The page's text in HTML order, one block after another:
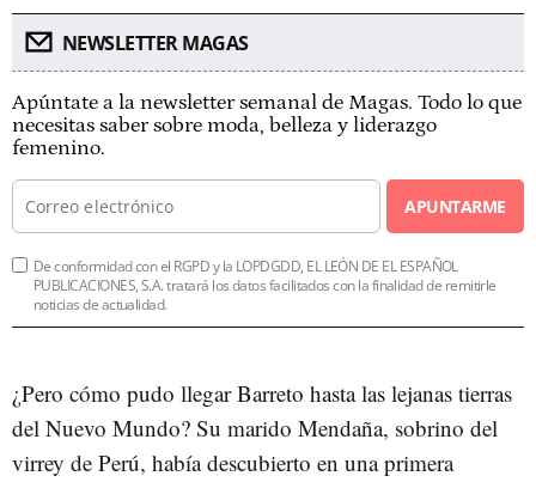
NEWSLETTER MAGAS
Apúntate a la newsletter semanal de Magas. Todo lo que
necesitas saber sobre moda, belleza y liderazgo
femenino.
APUNTARME
De conformidad con el RGPD y la LOPDGDD, EL LEÓN DE EL ESPAÑOL
PUBLICACIONES, S.A. tratará los datos facilitados con la finalidad de remitirle
noticias de actualidad.
¿Pero cómo pudo llegar Barreto hasta las lejanas tierras
del Nuevo Mundo? Su marido Mendaña, sobrino del
virrey de Perú, había descubierto en una primera